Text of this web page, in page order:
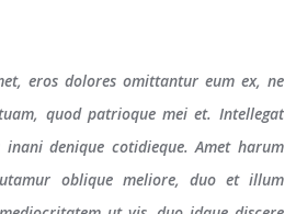
eros dolores omittantur eum ex, ne
quod patrioque mei et. Intellegat
denique cotidieque. Amet harum
oblique meliore, duo et illum